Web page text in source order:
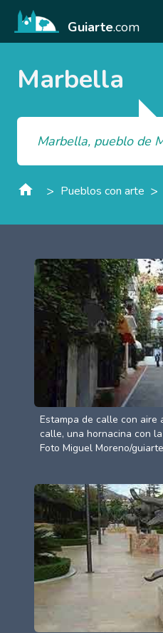
Guiarte.com
Marbella
Marbella, pueblo de
> Pueblos con arte >
Estampa de calle con aire
calle, una hornacina con
Foto Miguel Moreno/